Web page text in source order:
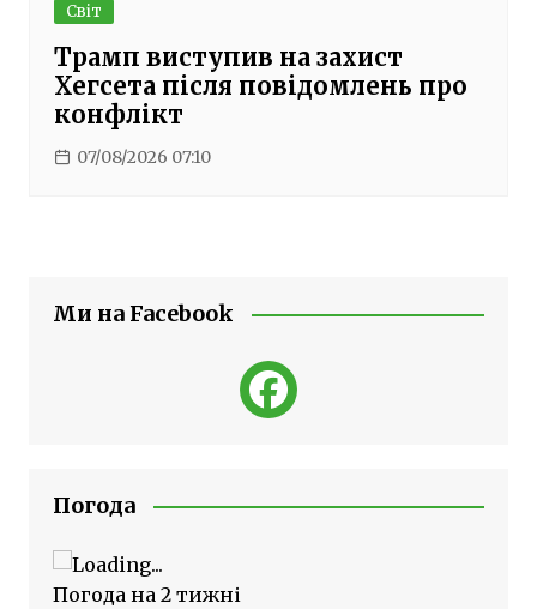
Світ
Трамп виступив на захист
Хегсета після повідомлень про
конфлікт
07/08/2026 07:10
Ми на Facebook
Погода
Погода на 2 тижні